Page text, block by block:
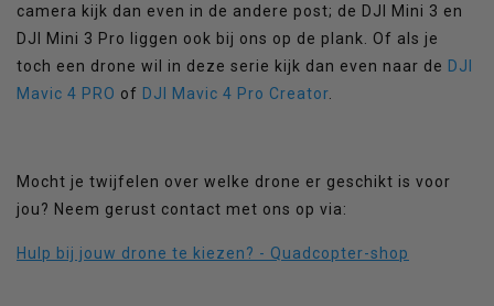
camera kijk dan even in de andere post; de DJI Mini 3 en
DJI Mini 3 Pro liggen ook bij ons op de plank. Of als je
toch een drone wil in deze serie kijk dan even naar de DJI
Mavic 4 PRO of DJI Mavic 4 Pro Creator
Mocht je twijfelen over welke drone er geschikt is voor
jou? Neem gerust contact met ons op via:
Hulp bij jouw drone te kiezen? - Quadcopter-shop